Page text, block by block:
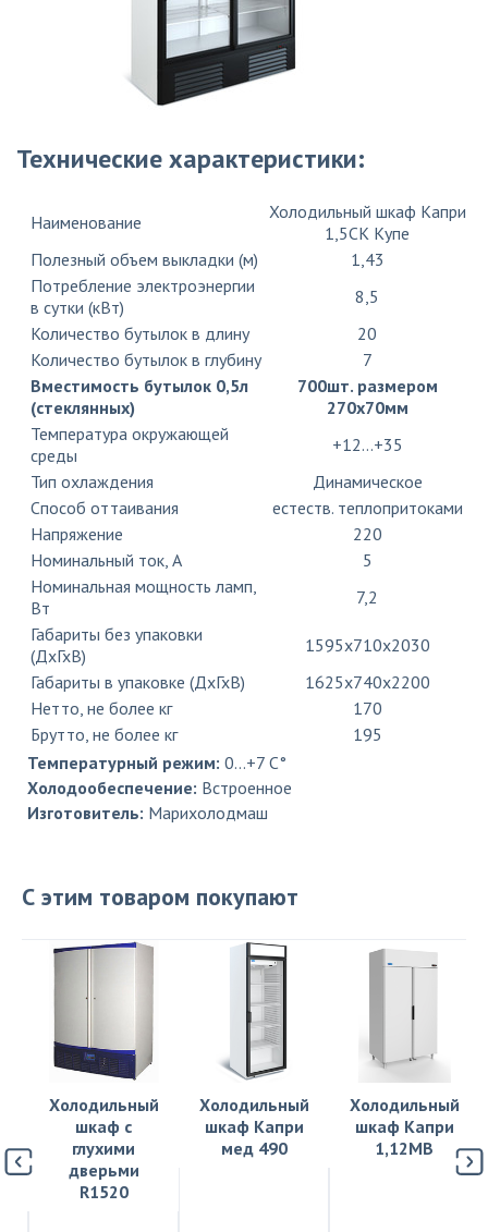
Технические характеристики:
Наименование
Холодильный шкаф Капри
1,5СК Купе
Полезный объем выкладки (м)
1,43
Потребление электроэнергии
в сутки (кВт)
8,5
Количество бутылок в длину
20
Количество бутылок в глубину
7
Вместимость бутылок 0,5л
(стеклянных)
700шт. размером
270х70мм
Температура окружающей
среды
+12…+35
Тип охлаждения
Динамическое
Способ оттаивания
естеств. теплопритоками
Напряжение
220
Номинальный ток, A
5
Номинальная мощность ламп,
Вт
7,2
Габариты без упаковки
(ДхГхВ)
1595х710х2030
Габариты в упаковке (ДхГхВ)
1625х740х2200
Нетто, не более кг
170
Брутто, не более кг
195
Температурный режим: 0…+7 C°
Холодообеспечение: Встроенное
Изготовитель: Марихолодмаш
С этим товаром покупают
Холодильный
шкаф с
глухими
дверьми
R1520
Холодильный
шкаф Капри
мед 490
Холодильный
шкаф Капри
1,12МВ